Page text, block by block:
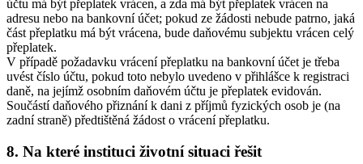
účtu má být přeplatek vrácen, a zda má být přeplatek vrácen na
adresu nebo na bankovní účet; pokud ze žádosti nebude patrno, jaká
část přeplatku má být vrácena, bude daňovému subjektu vrácen celý
přeplatek.
V případě požadavku vrácení přeplatku na bankovní účet je třeba
uvést číslo účtu, pokud toto nebylo uvedeno v přihlášce k registraci
daně, na jejímž osobním daňovém účtu je přeplatek evidován.
Součástí daňového přiznání k dani z příjmů fyzických osob je (na
zadní straně) předtištěná žádost o vrácení přeplatku.
8. Na které instituci životní situaci řešit